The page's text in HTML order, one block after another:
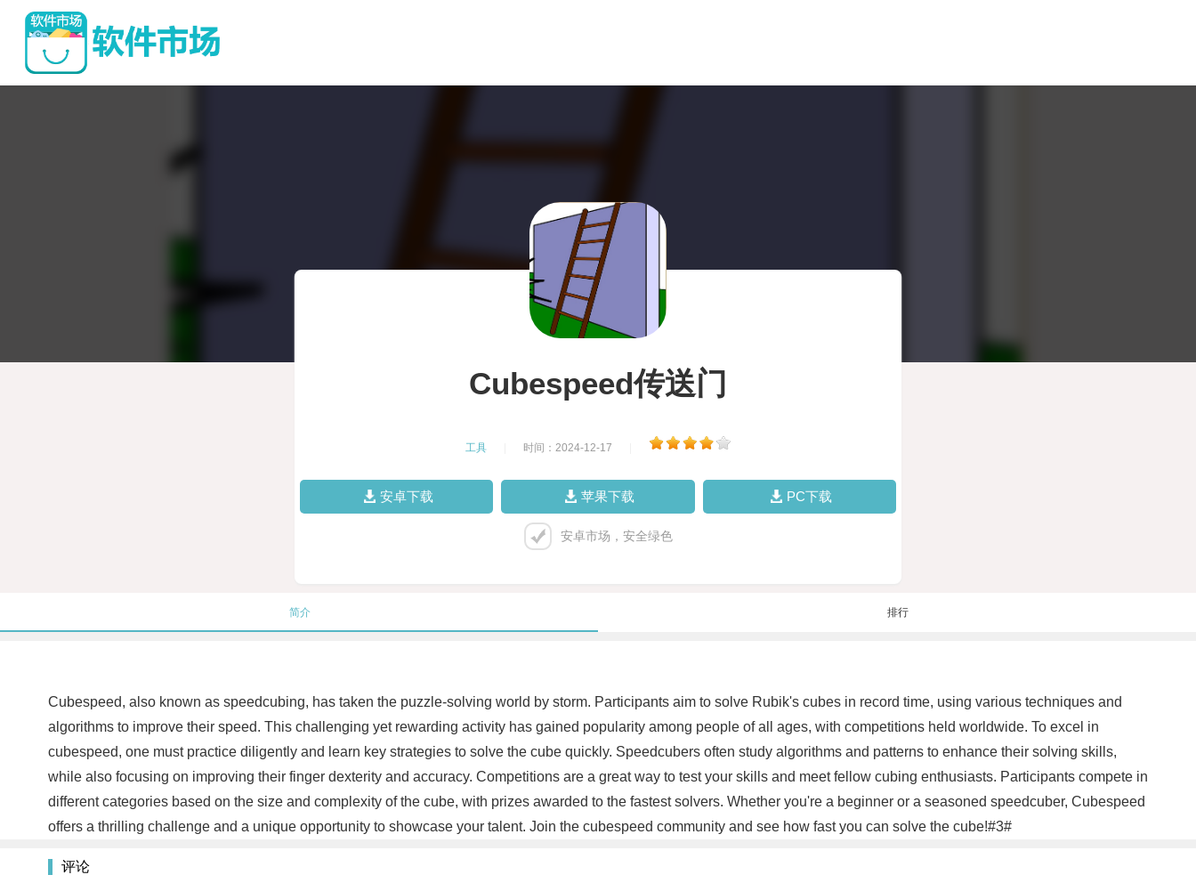
Cubespeed传送门
工具 时间：2024-12-17
安卓下载 苹果下载 PC下载
安卓市场，安全绿色
简介 排行
Cubespeed, also known as speedcubing, has taken the puzzle-solving world by storm. Participants aim to solve Rubik's cubes in record time, using various techniques and
algorithms to improve their speed. This challenging yet rewarding activity has gained popularity among people of all ages, with competitions held worldwide. To excel in
cubespeed, one must practice diligently and learn key strategies to solve the cube quickly. Speedcubers often study algorithms and patterns to enhance their solving skills,
while also focusing on improving their finger dexterity and accuracy. Competitions are a great way to test your skills and meet fellow cubing enthusiasts. Participants compete in
different categories based on the size and complexity of the cube, with prizes awarded to the fastest solvers. Whether you're a beginner or a seasoned speedcuber, Cubespeed
offers a thrilling challenge and a unique opportunity to showcase your talent. Join the cubespeed community and see how fast you can solve the cube!#3#
评论